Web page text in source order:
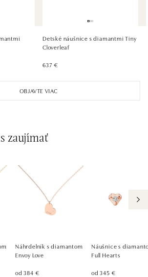
198 19 Praha 9
od 09:00
148 00 Praha 4 - Chodov
od 09:00
OBJAVTE VIAC
Detské náušnice s diamantmi Tiny
Cloverleaf
637 €
zaujímať
Náhrdelník s diamantom
Envoy Love
od 384 €
Náušnice s
Full Hearts
od 345 €